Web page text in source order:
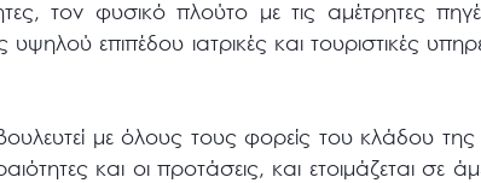
τον φυσικό πλούτο με τις αμέτρητες
υψηλού επιπέδου ιατρικές και τουριστικές
με όλους τους φορείς του κλάδου
και οι προτάσεις, και ετοιμάζεται σε